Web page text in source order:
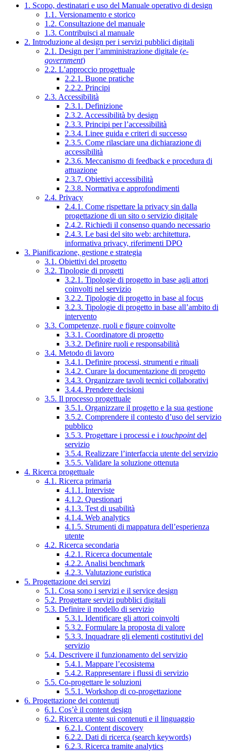
1. Scopo, destinatari e uso del Manuale operativo di design
1.1. Versionamento e storico
1.2. Consultazione del manuale
1.3. Contribuisci al manuale
2. Introduzione al design per i servizi pubblici digitali
2.1. Design per l’amministrazione digitale (e-
government)
2.2. L’approccio progettuale
2.2.1. Buone pratiche
2.2.2. Principi
2.3. Accessibilità
2.3.1. Definizione
2.3.2. Accessibilità by design
2.3.3. Principi per l’accessibilità
2.3.4. Linee guida e criteri di successo
2.3.5. Come rilasciare una dichiarazione di
accessibilità
2.3.6. Meccanismo di feedback e procedura di
attuazione
2.3.7. Obiettivi accessibilità
2.3.8. Normativa e approfondimenti
2.4. Privacy
2.4.1. Come rispettare la privacy sin dalla
progettazione di un sito o servizio digitale
2.4.2. Richiedi il consenso quando necessario
2.4.3. Le basi del sito web: architettura,
informativa privacy, riferimenti DPO
3. Pianificazione, gestione e strategia
3.1. Obiettivi del progetto
3.2. Tipologie di progetti
3.2.1. Tipologie di progetto in base agli attori
coinvolti nel servizio
3.2.2. Tipologie di progetto in base al focus
3.2.3. Tipologie di progetto in base all’ambito di
intervento
3.3. Competenze, ruoli e figure coinvolte
3.3.1. Coordinatore di progetto
3.3.2. Definire ruoli e responsabilità
3.4. Metodo di lavoro
3.4.1. Definire processi, strumenti e rituali
3.4.2. Curare la documentazione di progetto
3.4.3. Organizzare tavoli tecnici collaborativi
3.4.4. Prendere decisioni
3.5. Il processo progettuale
3.5.1. Organizzare il progetto e la sua gestione
3.5.2. Comprendere il contesto d’uso del servizio
pubblico
3.5.3. Progettare i processi e i touchpointdel
servizio
3.5.4. Realizzare l’interfaccia utente del servizio
3.5.5. Validare la soluzione ottenuta
4. Ricerca progettuale
4.1. Ricerca primaria
4.1.1. Interviste
4.1.2. Questionari
4.1.3. Test di usabilità
4.1.4. Web analytics
4.1.5. Strumenti di mappatura dell’esperienza
utente
4.2. Ricerca secondaria
4.2.1. Ricerca documentale
4.2.2. Analisi benchmark
4.2.3. Valutazione euristica
5. Progettazione dei servizi
5.1. Cosa sono i servizi e il service design
5.2. Progettare servizi pubblici digitali
5.3. Definire il modello di servizio
5.3.1. Identificare gli attori coinvolti
5.3.2. Formulare la proposta di valore
5.3.3. Inquadrare gli elementi costitutivi del
servizio
5.4. Descrivere il funzionamento del servizio
5.4.1. Mappare l’ecosistema
5.4.2. Rappresentare i flussi di servizio
5.5. Co-progettare le soluzioni
5.5.1. Workshop di co-progettazione
6. Progettazione dei contenuti
6.1. Cos’è il content design
6.2. Ricerca utente sui contenuti e il linguaggio
6.2.1. Content discovery
6.2.2. Dati di ricerca (search keywords)
6.2.3. Ricerca tramite analytics